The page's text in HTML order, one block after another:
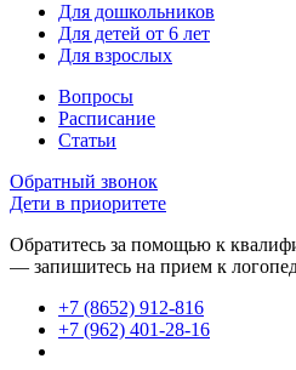
Для дошкольников
Для детей от 6 лет
Для взрослых
Вопросы
Расписание
Статьи
Обратный звонок
Дети в приоритете
Обратитесь за помощью к
— запишитесь на прием к
+7 (8652) 912-816
+7 (962) 401-28-16